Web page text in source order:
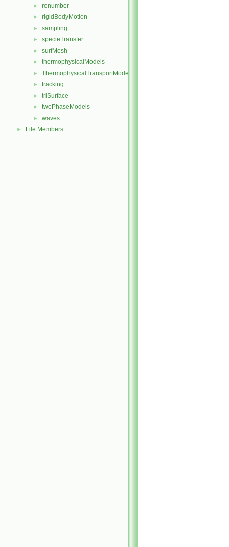
► renumber
► rigidBodyMotion
► sampling
► specieTransfer
► surfMesh
► thermophysicalModels
► ThermophysicalTransportModels
► tracking
► triSurface
► twoPhaseModels
► waves
► File Members